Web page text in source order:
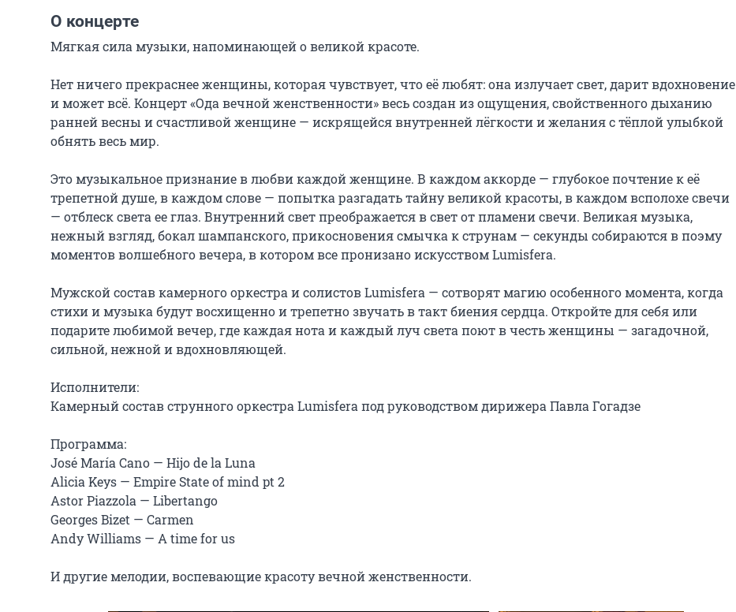
О концерте
Мягкая сила музыки, напоминающей о великой красоте.
Нет ничего прекраснее женщины, которая чувствует, что её любят: она излучает свет, дарит вдохновение
и может всё. Концерт «Ода вечной женственности» весь создан из ощущения, свойственного дыханию
ранней весны и счастливой женщине — искрящейся внутренней лёгкости и желания с тёплой улыбкой
обнять весь мир.
Это музыкальное признание в любви каждой женщине. В каждом аккорде — глубокое почтение к её
трепетной душе, в каждом слове — попытка разгадать тайну великой красоты, в каждом всполохе свечи
— отблеск света ее глаз. Внутренний свет преображается в свет от пламени свечи. Великая музыка,
нежный взгляд, бокал шампанского, прикосновения смычка к струнам — секунды собираются в поэму
моментов волшебного вечера, в котором все пронизано искусством Lumisfera.
Мужской состав камерного оркестра и солистов Lumisfera — сотворят магию особенного момента, когда
стихи и музыка будут восхищенно и трепетно звучать в такт биения сердца. Откройте для себя или
подарите любимой вечер, где каждая нота и каждый луч света поют в честь женщины — загадочной,
сильной, нежной и вдохновляющей.
Исполнители:
Камерный состав струнного оркестра Lumisfera под руководством дирижера Павла Гогадзе
Программа:
José María Cano — Hijo de la Luna
Alicia Keys — Empire State of mind pt 2
Astor Piazzola — Libertango
Georges Bizet — Carmen
Andy Williams — A time for us
И другие мелодии, воспевающие красоту вечной женственности.